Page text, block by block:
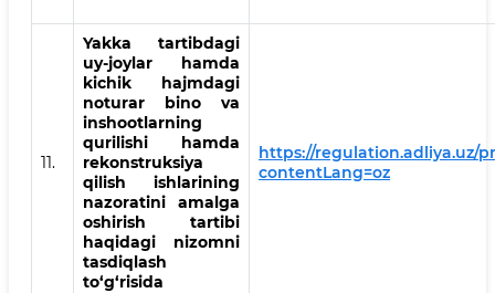
11.
Yakka tartibdagi
uy-joylar hamda
kichik hajmdagi
noturar bino va
inshootlarning
qurilishi hamda
rekonstruksiya
qilish ishlarining
nazoratini amalga
oshirish tartibi
haqidagi nizomni
tasdiqlash
to‘g‘risida
https://regulation.adliya.uz/
contentLang=oz